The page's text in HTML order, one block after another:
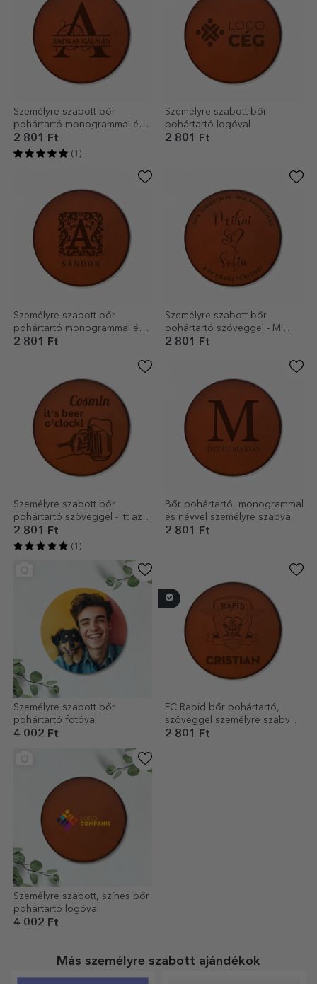
Személyre szabott bőr
pohártartó monogrammal és
felirattal
2 801 Ft
(1)
Személyre szabott bőr
pohártartó logóval
2 801 Ft
Személyre szabott bőr
pohártartó monogrammal és
névvel
2 801 Ft
Személyre szabott bőr
pohártartó szöveggel - Mi
ketten
2 801 Ft
Személyre szabott bőr
pohártartó szöveggel - Itt az
ideje egy sörnek
2 801 Ft
(1)
Bőr pohártartó, monogrammal
és névvel személyre szabva
2 801 Ft
Személyre szabott bőr
pohártartó fotóval
4 002 Ft
FC Rapid bőr pohártartó,
szöveggel személyre szabva –
FC Rapid 1923
2 801 Ft
Személyre szabott, színes bőr
pohártartó logóval
4 002 Ft
Más személyre szabott ajándékok